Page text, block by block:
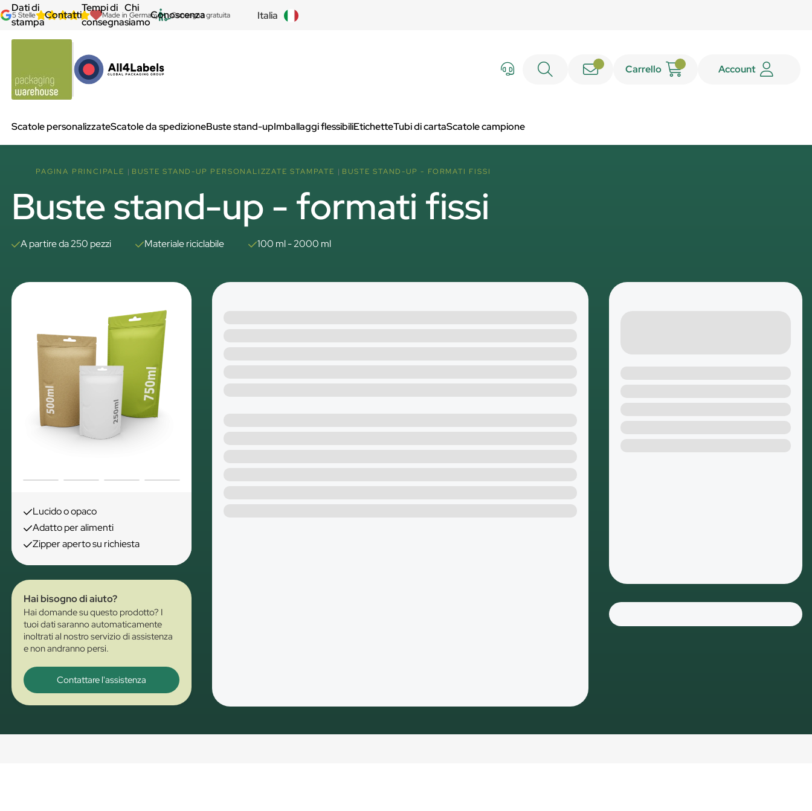
5 Stelle Made in Germany Consegna gratuita Italia
Carrello Account
Scatole personalizzateScatole da spedizioneBuste stand-upImballaggi flessibiliEtichetteTubi di cartaScatole campione
Dati di
stampa
Contatti
Tempi di
consegna
Chi
siamo
Conoscenza
PAGINA PRINCIPALE BUSTE STAND-UP PERSONALIZZATE STAMPATE BUSTE STAND-UP - FORMATI FISSI
Buste stand-up - formati fissi
A partire da 250 pezzi Materiale riciclabile 100 ml - 2000 ml
Lucido o opaco
Adatto per alimenti
Zipper aperto su richiesta
Hai bisogno di aiuto?
Hai domande su questo prodotto? I
tuoi dati saranno automaticamente
inoltrati al nostro servizio di assistenza
e non andranno persi.
Contattare l'assistenza